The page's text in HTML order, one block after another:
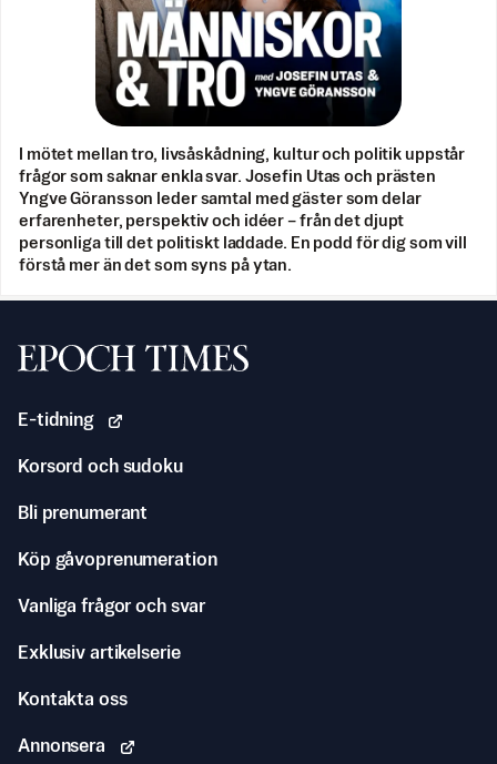
I mötet mellan tro, livsåskådning, kultur och politik uppstår
frågor som saknar enkla svar. Josefin Utas och prästen
Yngve Göransson leder samtal med gäster som delar
erfarenheter, perspektiv och idéer – från det djupt
personliga till det politiskt laddade. En podd för dig som vill
förstå mer än det som syns på ytan.
Svenska Epoch Times
E-tidning
Korsord och sudoku
Bli prenumerant
Köp gåvoprenumeration
Vanliga frågor och svar
Exklusiv artikelserie
Kontakta oss
Annonsera